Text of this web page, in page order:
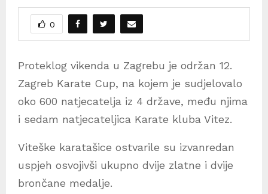
0
Proteklog vikenda u Zagrebu je održan 12.
Zagreb Karate Cup, na kojem je sudjelovalo
oko 600 natjecatelja iz 4 države, među njima
i sedam natjecateljica Karate kluba Vitez.
Viteške karatašice ostvarile su izvanredan
uspjeh osvojivši ukupno dvije zlatne i dvije
brončane medalje.